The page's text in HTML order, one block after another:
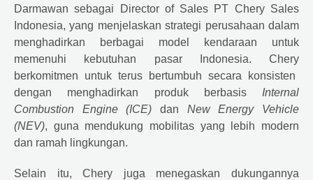
Darmawan sebagai Director of Sales PT CherySales
Indonesia, yang menjelaskan strategi perusahaan dalam
menghadirkan berbagai model kendaraan untuk
memenuhi kebutuhan pasar Indonesia. Chery
berkomitmen untuk terus bertumbuh secara konsisten
dengan menghadirkan produk berbasis Internal
Combustion Engine (ICE) dan New Energy Vehicle
(NEV), guna mendukung mobilitas yang lebih modern
dan ramah lingkungan.
Selain itu,Chery juga menegaskan dukungannya